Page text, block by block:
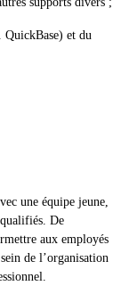
QuickBase) et du
une équipe jeune,
De
aux employés
de l’organisation